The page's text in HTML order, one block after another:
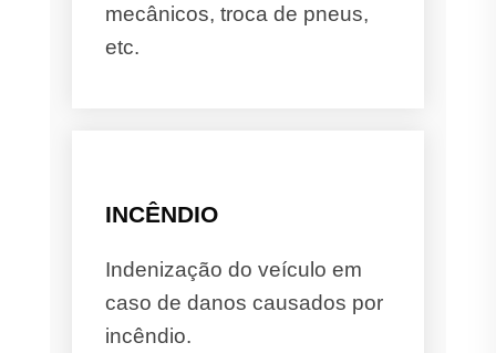
mecânicos, troca de pneus,
etc.
INCÊNDIO
Indenização do veículo em
caso de danos causados por
incêndio.